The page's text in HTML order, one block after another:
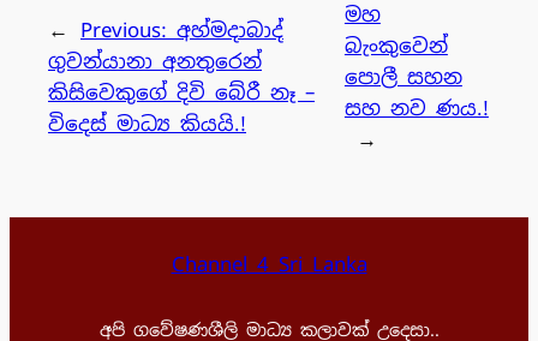
← Previous: අහ්මදාබාද්
ගුවන්යානා අනතුරෙන්
කිසිවෙකුගේ දිවි බේරී නෑ –
විදෙස් මාධ්‍ය කියයි.!
මහ
බැංකුවෙන්
පොලී සහන
සහ නව ණය.!
→
Channel 4 Sri Lanka
අපි ගවේෂණශීලි මාධ්‍ය කලාවක් උදෙසා..